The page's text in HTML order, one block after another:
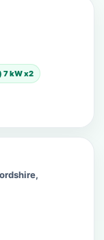
7 kW x2